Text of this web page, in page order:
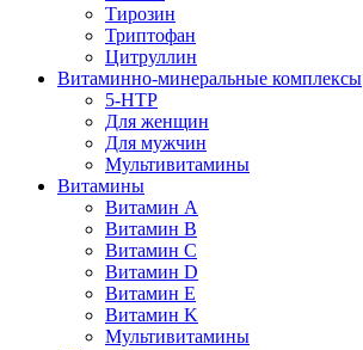
Тирозин
Триптофан
Цитруллин
Витаминно-минеральные комплексы
5-HTP
Для женщин
Для мужчин
Мультивитамины
Витамины
Витамин A
Витамин B
Витамин C
Витамин D
Витамин E
Витамин K
Мультивитамины